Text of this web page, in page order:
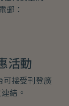
郵：
活動
接受刊登廣
結。